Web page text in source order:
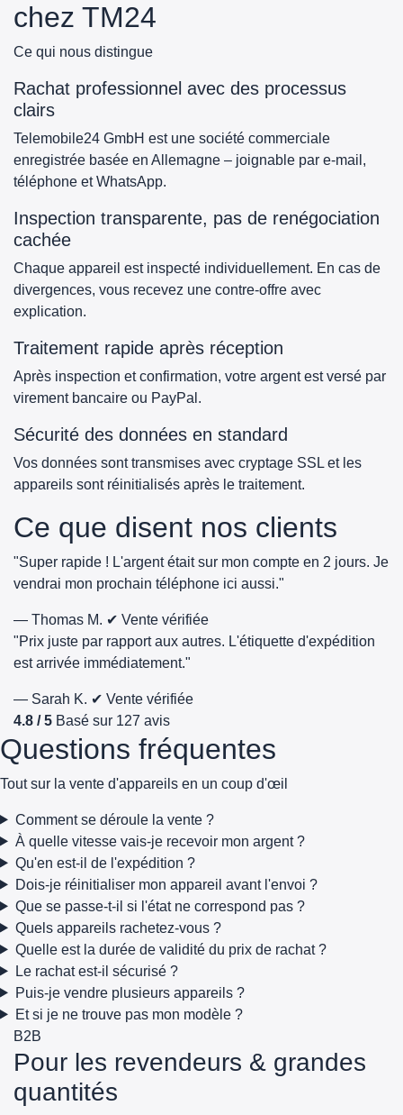
chez TM24
Ce qui nous distingue
Rachat professionnel avec des processus
clairs
Telemobile24 GmbH est une société commerciale
enregistrée basée en Allemagne – joignable par e-mail,
téléphone et WhatsApp.
Inspection transparente, pas de renégociation
cachée
Chaque appareil est inspecté individuellement. En cas de
divergences, vous recevez une contre-offre avec
explication.
Traitement rapide après réception
Après inspection et confirmation, votre argent est versé par
virement bancaire ou PayPal.
Sécurité des données en standard
Vos données sont transmises avec cryptage SSL et les
appareils sont réinitialisés après le traitement.
Ce que disent nos clients
"Super rapide ! L'argent était sur mon compte en 2 jours. Je
vendrai mon prochain téléphone ici aussi."
— Thomas M. ✔ Vente vérifiée
"Prix juste par rapport aux autres. L'étiquette d'expédition
est arrivée immédiatement."
— Sarah K. ✔ Vente vérifiée
4.8 / 5 Basé sur 127 avis
Questions fréquentes
Tout sur la vente d'appareils en un coup d'œil
Comment se déroule la vente ?
À quelle vitesse vais-je recevoir mon argent ?
Qu'en est-il de l'expédition ?
Dois-je réinitialiser mon appareil avant l'envoi ?
Que se passe-t-il si l'état ne correspond pas ?
Quels appareils rachetez-vous ?
Quelle est la durée de validité du prix de rachat ?
Le rachat est-il sécurisé ?
Puis-je vendre plusieurs appareils ?
Et si je ne trouve pas mon modèle ?
B2B
Pour les revendeurs & grandes
quantités